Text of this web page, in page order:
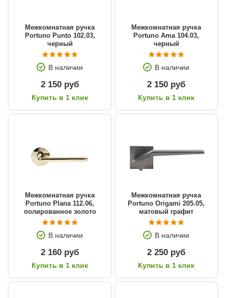
Межкомнатная ручка
Portuno Punto 102.03,
черный
В наличии
2 150 руб
Купить в 1 клик
Межкомнатная ручка
Portuno Ama 104.03,
черный
В наличии
2 150 руб
Купить в 1 клик
Межкомнатная ручка
Portuno Plana 112.06,
полированное золото
В наличии
2 160 руб
Купить в 1 клик
Межкомнатная ручка
Portuno Origami 205.05,
матовый графит
В наличии
2 250 руб
Купить в 1 клик